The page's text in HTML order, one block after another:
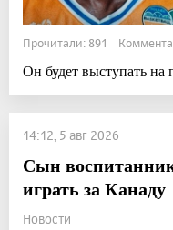
Прочитали: 891
Он будет выступать
14:12, 5 авг 2026
Сын
играть за Канаду
Новости